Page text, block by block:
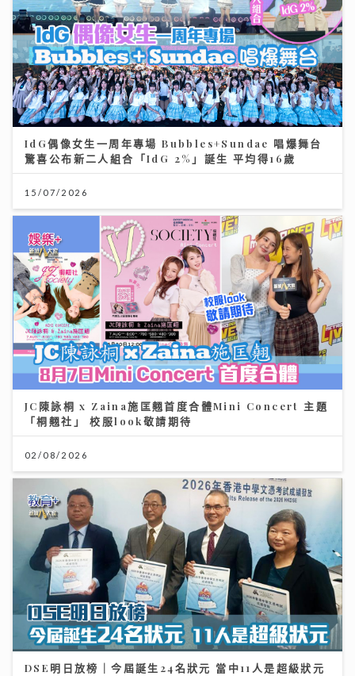
IdG偶像女生一周年專場 Bubbles+Sundae 唱爆舞台
驚喜公布新二人組合「IdG 2%」誕生 平均得16歲
15/07/2026
JC陳詠桐 x Zaina施匡翹首度合體Mini Concert 主題
「桐翹社」 校服look敬請期待
02/08/2026
DSE明日放榜｜今屆誕生24名狀元 當中11人是超級狀元